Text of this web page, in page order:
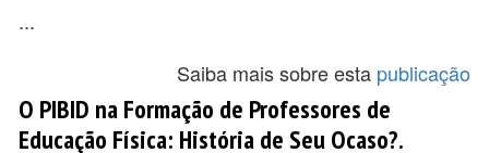
...
Saiba mais sobre esta publicação
O PIBID na Formação de Professores de
Educação Física: História de Seu Ocaso?.